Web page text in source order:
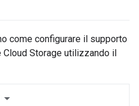
come configurare il supporto
Storage utilizzando il